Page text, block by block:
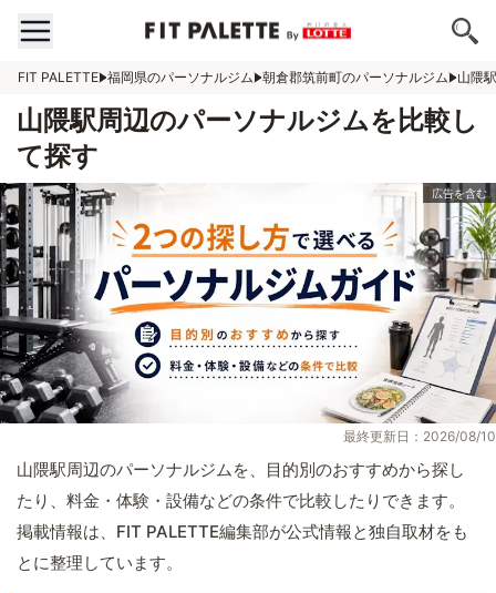
FIT PALETTE 福岡県のパーソナルジム 朝倉郡筑前町のパーソナルジム 山隈
山隈駅周辺のパーソナルジムを比較し
て探す
最終更新日：2026/08/10
山隈駅周辺のパーソナルジムを、目的別のおすすめから探し
たり、料金・体験・設備などの条件で比較したりできます。
掲載情報は、FIT PALETTE編集部が公式情報と独自取材をも
とに整理しています。